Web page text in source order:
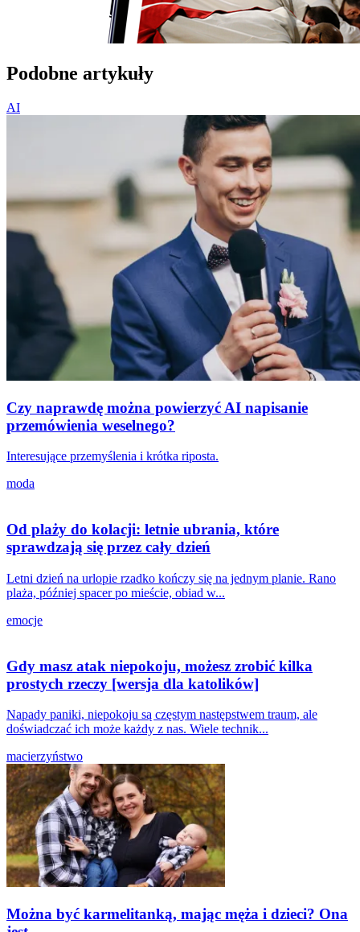
Podobne artykuły
AI
Czy naprawdę można powierzyć AI napisanie
przemówienia weselnego?
Interesujące przemyślenia i krótka riposta.
moda
Od plaży do kolacji: letnie ubrania, które
sprawdzają się przez cały dzień
Letni dzień na urlopie rzadko kończy się na jednym planie. Rano
plaża, później spacer po mieście, obiad w...
emocje
Gdy masz atak niepokoju, możesz zrobić kilka
prostych rzeczy [wersja dla katolików]
Napady paniki, niepokoju są częstym następstwem traum, ale
doświadczać ich może każdy z nas. Wiele technik...
macierzyństwo
Można być karmelitanką, mając męża i dzieci? Ona